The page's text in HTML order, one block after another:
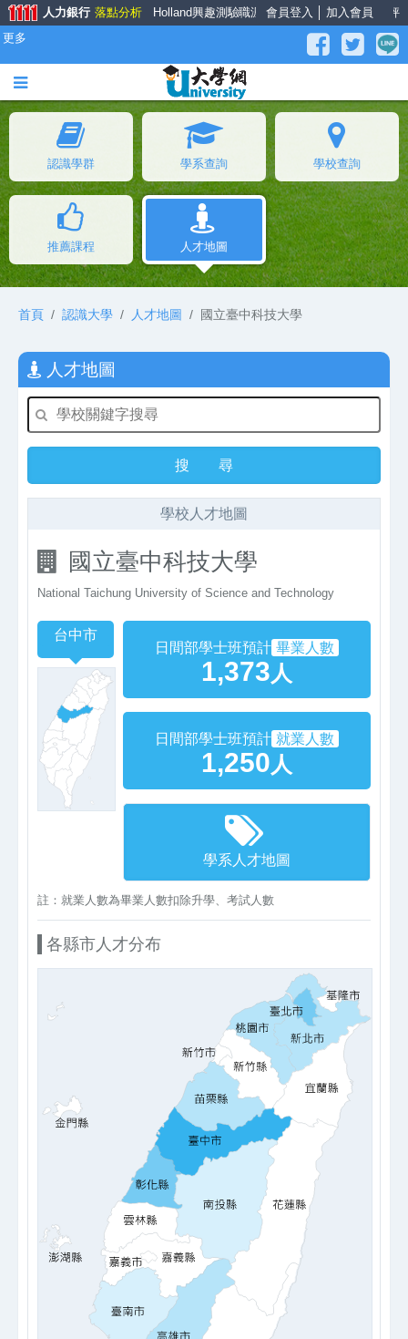
會員登入 加入會員
人力銀行 落點分析 Holland興趣測驗職涯大師 面試經驗談薪資公秤
更多
認識學群 學系查詢 學校查詢
推薦課程 人才地圖
首頁 認識大學 人才地圖 國立臺中科技大學
人才地圖
學校人才地圖
國立臺中科技大學
National Taichung University of Science and Technology
台中市
日間部學士班預計 畢業人數
1,373人
日間部學士班預計 就業人數
1,250人
學系人才地圖
註：就業人數為畢業人數扣除升學、考試人數
各縣市人才分布